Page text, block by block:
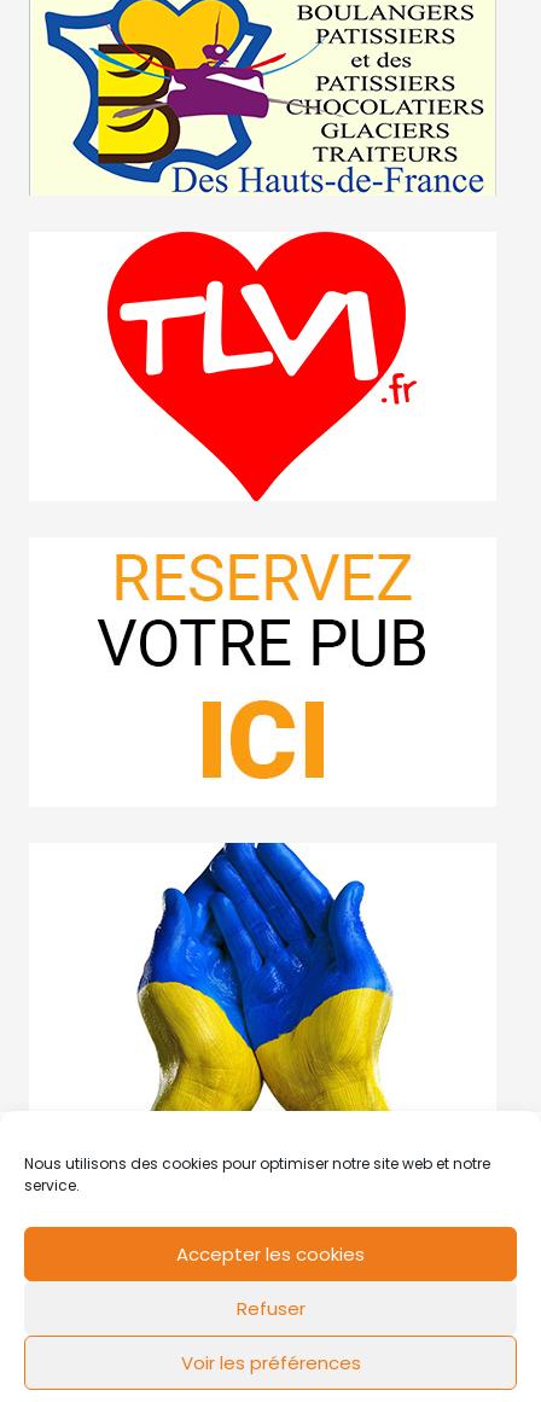
Nous utilisons des cookies pour optimiser notre site web et notre
service.
Accepter les cookies
Refuser
Voir les préférences
Mentions légales Politique de cookies
FLOW44